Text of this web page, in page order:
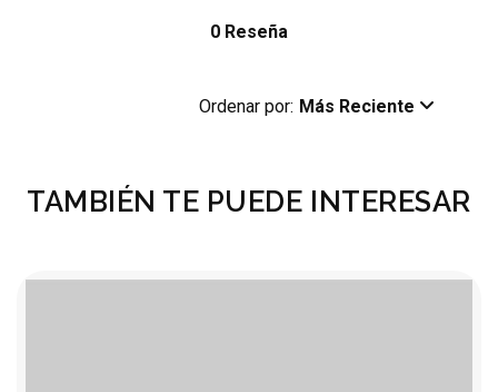
0 Reseña
Ordenar por: Más Reciente
TAMBIÉN TE PUEDE INTERESAR